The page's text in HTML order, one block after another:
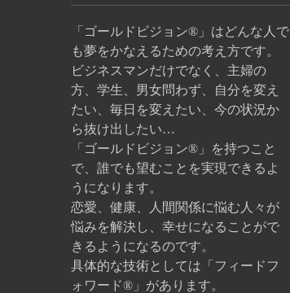
「ゴールドビジョン®」はどんな人で
も夢をかなえるための考え方です。
ビジネスマンだけでなく、主婦の
方、学生、男女問わず、自分を変え
たい、毎日を変えたい、今の状況か
ら抜け出したい…
「ゴールドビジョン®」を持つこと
で、誰でも望むことを実現できるよ
うになります。
恋愛、健康、人間関係に悩む人々が
悩みを解決し、幸せになることがで
きるようになるのです。
具体的な技術としては「フィードフ
ォワード®」があります。